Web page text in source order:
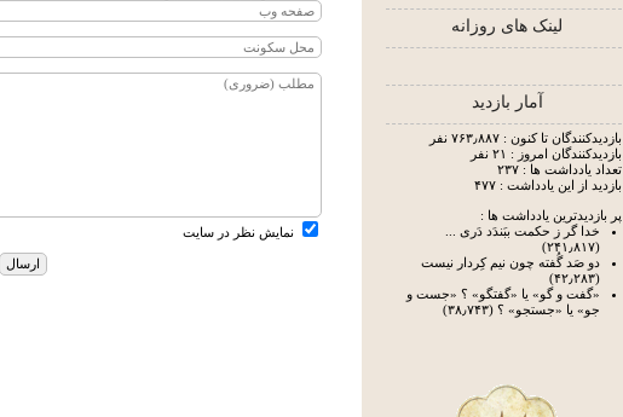
لینک های روزانه
آمار بازدید
بازدیدکنندگان تا کنون : ۷۶۳٫۸۸۷ نفر
بازدیدکنندگان امروز : ۲۱ نفر
تعداد یادداشت ها : ۲۳۷
بازدید از این یادداشت : ۴۷۷
پر بازدیدترین یادداشت ها :
خدا گر ز حکمت ببَندَد دَری ...
(۲۴۱٫۸۱۷)
دو صَد گُفته چون نیم کِردار نیست
(۴۲٫۲۸۳)
«گفت و گو» یا «گفتگو» ؟ «جست و
جو» یا «جستجو» ؟ (۳۸٫۷۴۳)
نمایش نظر در سایت